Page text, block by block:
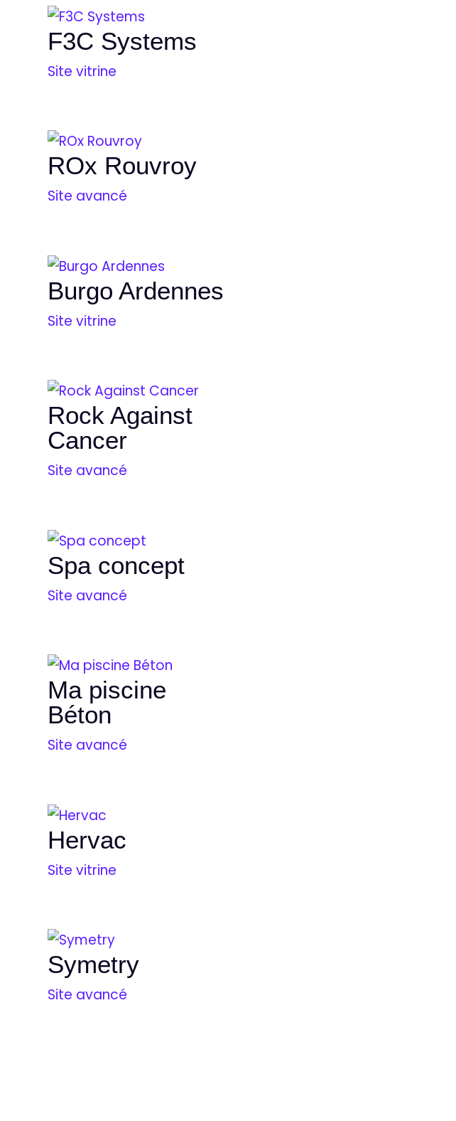
F3C Systems
Site vitrine
ROx Rouvroy
Site avancé
Burgo Ardennes
Site vitrine
Rock Against
Cancer
Site avancé
Spa concept
Site avancé
Ma piscine
Béton
Site avancé
Hervac
Site vitrine
Symetry
Site avancé